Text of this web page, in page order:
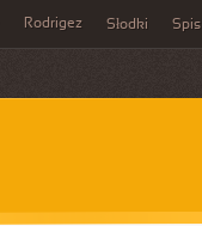
Rodrigez Słodki Spis